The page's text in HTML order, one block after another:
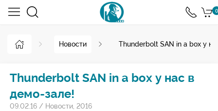
0
Новости Thunderbolt SAN in a box у
Thunderbolt SAN in a box у нас в
демо-зале!
09.02.16 / Новости 2016